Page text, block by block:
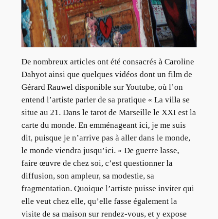
De nombreux articles ont été consacrés à Caroline
Dahyot ainsi que quelques vidéos dont un film de
Gérard Rauwel disponible sur Youtube, où l’on
entend l’artiste parler de sa pratique « La villa se
situe au 21. Dans le tarot de Marseille le XXI est la
carte du monde. En emménageant ici, je me suis
dit, puisque je n’arrive pas à aller dans le monde,
le monde viendra jusqu’ici. » De guerre lasse,
faire œuvre de chez soi, c’est questionner la
diffusion, son ampleur, sa modestie, sa
fragmentation. Quoique l’artiste puisse inviter qui
elle veut chez elle, qu’elle fasse également la
visite de sa maison sur rendez-vous, et y expose